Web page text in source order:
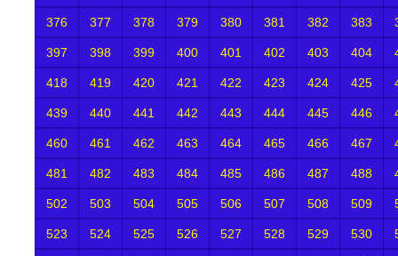
376 377 378 379 380 381 382 383
397 398 399 400 401 402 403 404
418 419 420 421 422 423 424 425
439 440 441 442 443 444 445 446
460 461 462 463 464 465 466 467
481 482 483 484 485 486 487 488
502 503 504 505 506 507 508 509
523 524 525 526 527 528 529 530